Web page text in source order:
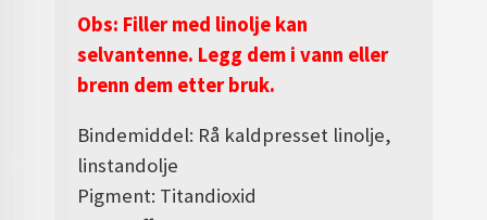
Obs: Filler med linolje kan
selvantenne. Legg dem i vann eller
brenn dem etter bruk.
Bindemiddel: Rå kaldpresset linolje,
linstandolje
Pigment: Titandioxid